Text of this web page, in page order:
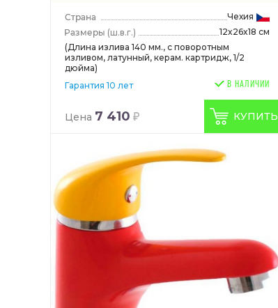
Чехия
(ш.в.г.)
12x26x18 см
(Длина излива 140 мм., с поворотным
изливом, латунный, керам. картридж, 1/2
дюйма)
Гарантия 10 лет
В НАЛИЧИИ
Цена 7 410 КУПИТЬ